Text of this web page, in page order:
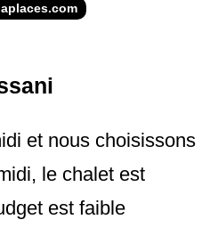
et nous choisissons
le chalet est
est faible